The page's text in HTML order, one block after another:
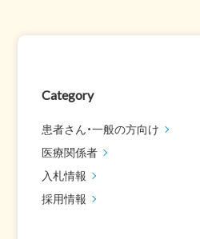
Category
患者さん・一般の方向け
医療関係者
入札情報
採用情報